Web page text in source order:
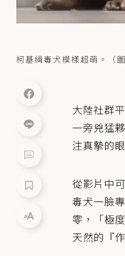
柯基緝毒犬模樣超萌。（
大陸社群
一旁兇猛
注真摯的
從影片中
毒犬一臉
零，「極
天然的『